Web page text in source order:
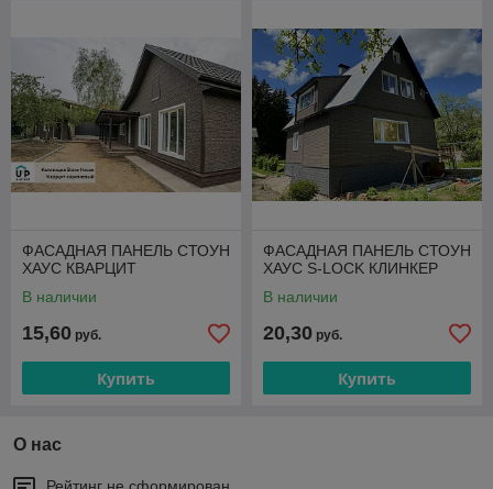
ФАСАДНАЯ ПАНЕЛЬ СТОУН
ХАУС КВАРЦИТ
В наличии
15,60 руб.
Купить
ФАСАДНАЯ ПАНЕЛЬ СТОУН
ХАУС S-LOCK КЛИНКЕР
В наличии
20,30 руб.
Купить
О нас